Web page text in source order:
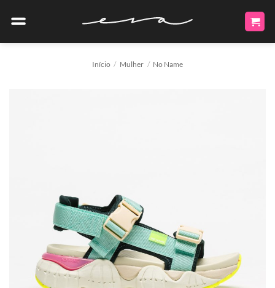
Início / Mulher / No Name